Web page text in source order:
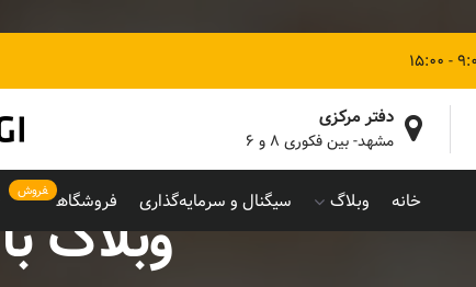
دفتر مرکزی
مشهد- بین فکوری ۸ و ۶
خانه وبلاگ سیگنال و سرمایه‌گذاری فروشگاه فروش
وبلاگ